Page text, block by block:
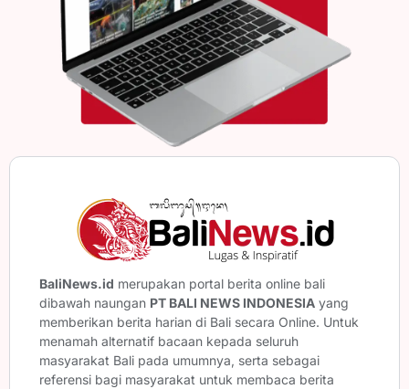
BaliNews.id merupakan portal berita online bali
dibawah naungan PT BALI NEWS INDONESIA yang
memberikan berita harian di Bali secara Online. Untuk
menamah alternatif bacaan kepada seluruh
masyarakat Bali pada umumnya, serta sebagai
referensi bagi masyarakat untuk membaca berita